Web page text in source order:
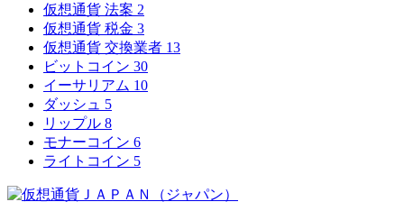
仮想通貨 法案 2
仮想通貨 税金 3
仮想通貨 交換業者 13
ビットコイン 30
イーサリアム 10
ダッシュ 5
リップル 8
モナーコイン 6
ライトコイン 5